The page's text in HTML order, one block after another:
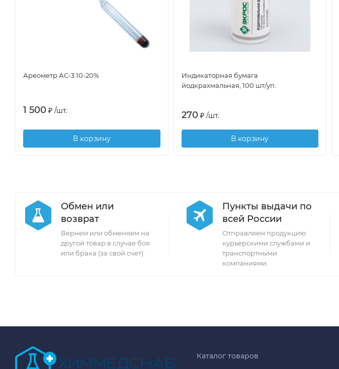
Ареометр АС-3 10-20%
1 500 ₽ /шт.
В корзину
Индикаторная бумага
йодкрахмальная, 100 шт/уп.
270 ₽ /шт.
В корзину
Обмен или
возврат
Вернем или обменяем на
другой товар в случае боя
или брака (за свой счет).
Пункты выдачи по
всей России
Отправляем продукцию
курьерскими службами и
транспортными
компаниями.
Каталог товаров